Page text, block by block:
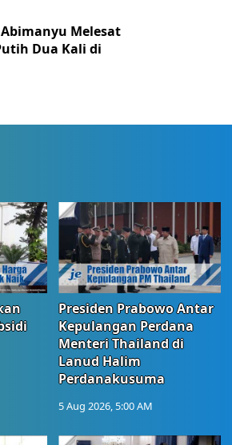
Melesat
Dua Kali di
Presiden Prabowo Antar
Kepulangan Perdana
Menteri Thailand di
Lanud Halim
Perdanakusuma
5 Aug 2026, 5:00 AM